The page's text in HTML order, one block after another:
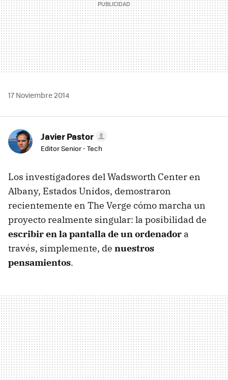
17 Noviembre 2014
Javier Pastor
Editor Senior - Tech
Los investigadores del Wadsworth Center en
Albany, Estados Unidos, demostraron
recientemente en The Verge cómo marcha un
proyecto realmente singular: la posibilidad de
escribir en la pantalla de un ordenador a
través, simplemente, de nuestros
pensamientos.